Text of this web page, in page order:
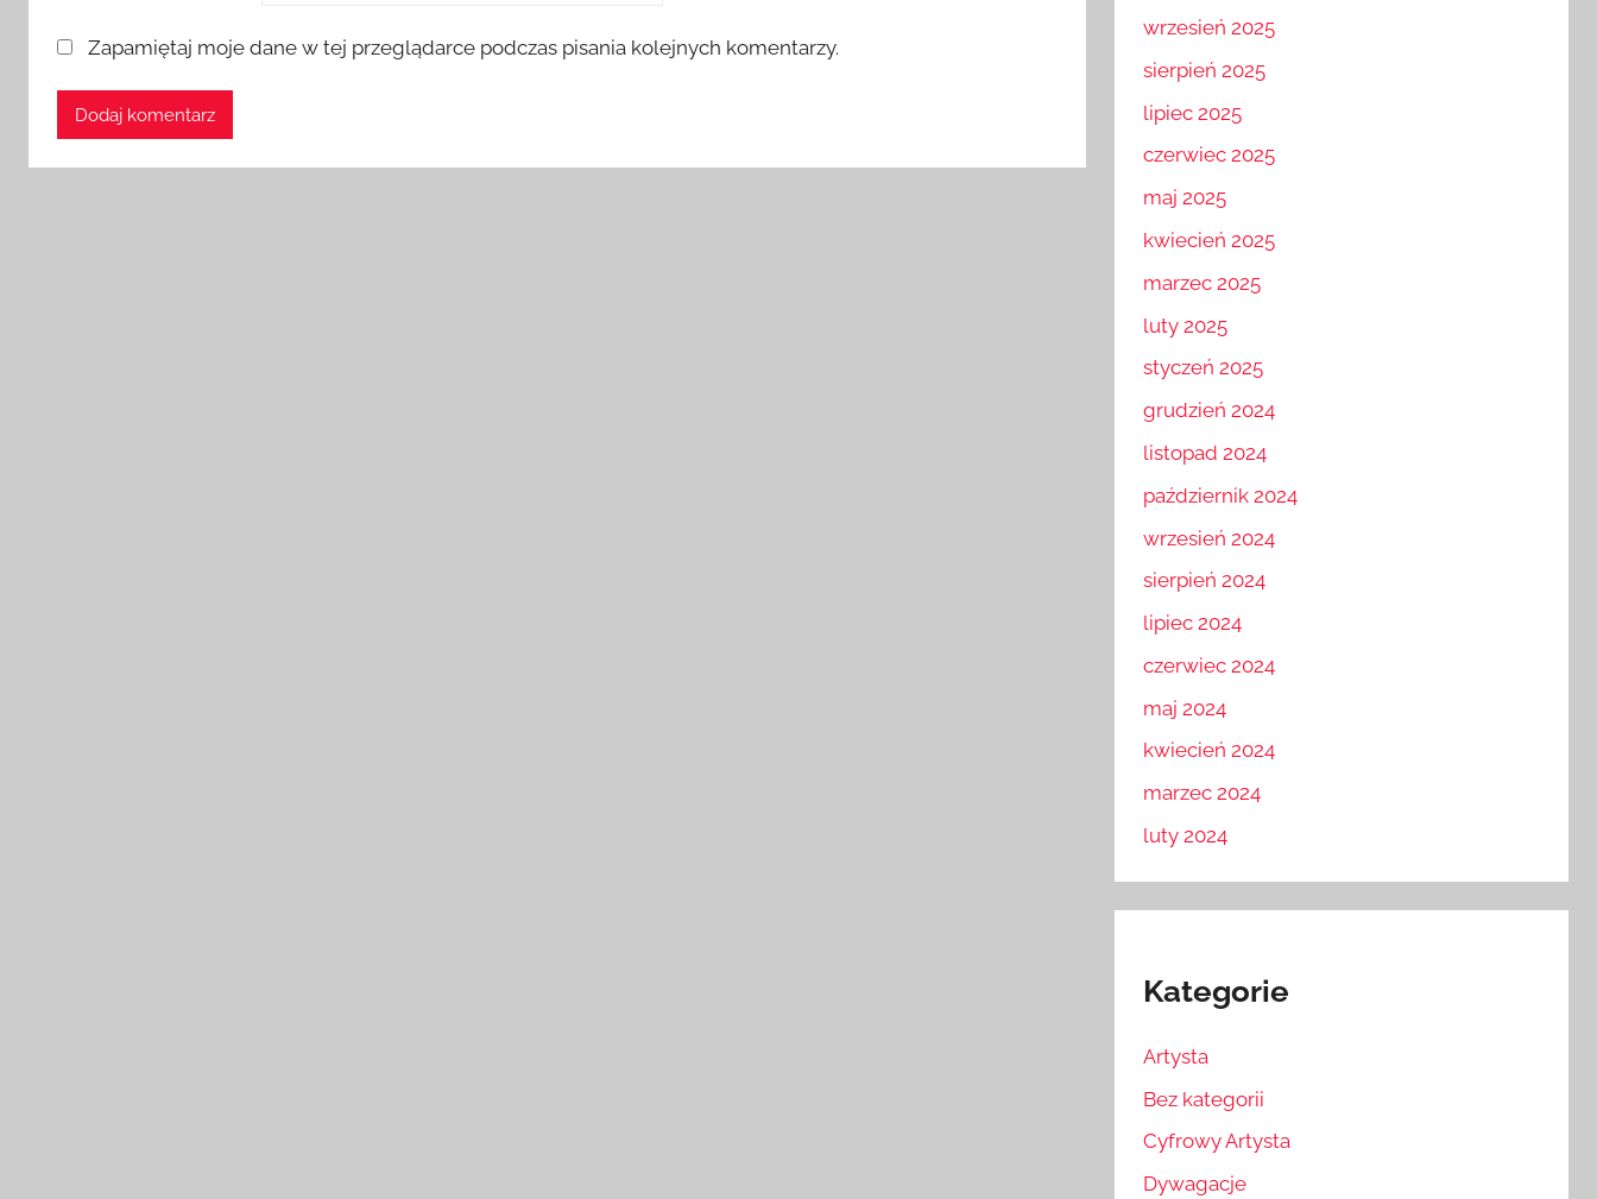
Zapamiętaj moje dane w tej przeglądarce podczas pisania kolejnych komentarzy.
wrzesień 2025
sierpień 2025
lipiec 2025
czerwiec 2025
maj 2025
kwiecień 2025
marzec 2025
luty 2025
styczeń 2025
grudzień 2024
listopad 2024
październik 2024
wrzesień 2024
sierpień 2024
lipiec 2024
czerwiec 2024
maj 2024
kwiecień 2024
marzec 2024
luty 2024
Kategorie
Artysta
Bez kategorii
Cyfrowy Artysta
Dywagacje